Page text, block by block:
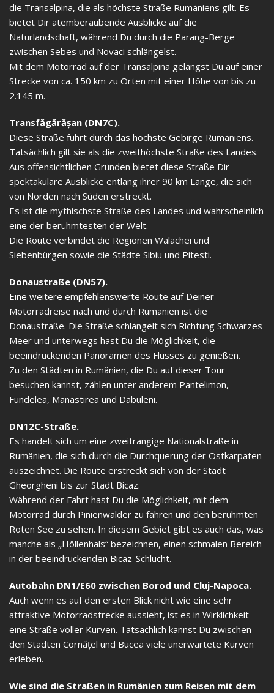
die Transalpina, die als höchste Straße Rumäniens gilt. Es
bietet Dir atemberaubende Ausblicke auf die
Naturlandschaft, während Du durch die Parang-Berge
zwischen Sebes und Novaci schlängelst.
Mit dem Motorrad auf der Transalpina gelangst Du auf einer
Strecke von ca. 150 km zu Orten mit einer Höhe von bis zu
2.145 m.
Transfăgărășan (DN7C).
Diese Straße führt durch das höchste Gebirge Rumäniens.
Tatsächlich gilt sie als die zweithöchste Straße des Landes.
Aus offensichtlichen Gründen bietet diese Straße Dir
spektakuläre Ausblicke entlang ihrer 90 km Länge, die sich
von Norden nach Süden erstreckt.
Es ist die mythischste Straße des Landes und wahrscheinlich
eine der berühmtesten der Welt.
Die Route verbindet die Regionen Walachei und
Siebenbürgen sowie die Städte Sibiu und Pitesti.
Donaustraße (DN57).
Eine weitere empfehlenswerte Route auf Deiner
Motorradreise nach und durch Rumänien ist die
Donaustraße. Die Straße schlängelt sich Richtung Schwarzes
Meer und unterwegs hast Du die Möglichkeit, die
beeindruckenden Panoramen des Flusses zu genießen.
Zu den Städten in Rumänien, die Du auf dieser Tour
besuchen kannst, zählen unter anderem Pantelimon,
Fundelea, Manastirea und Dabuleni.
DN12C-Straße.
Es handelt sich um eine zweitrangige Nationalstraße in
Rumänien, die sich durch die Durchquerung der Ostkarpaten
auszeichnet. Die Route erstreckt sich von der Stadt
Gheorgheni bis zur Stadt Bicaz.
Während der Fahrt hast Du die Möglichkeit, mit dem
Motorrad durch Pinienwälder zu fahren und den berühmten
Roten See zu sehen. In diesem Gebiet gibt es auch das, was
manche als „Höllenhals“ bezeichnen, einen schmalen Bereich
in der beeindruckenden Bicaz-Schlucht.
Autobahn DN1/E60 zwischen Borod und Cluj-Napoca.
Auch wenn es auf den ersten Blick nicht wie eine sehr
attraktive Motorradstrecke aussieht, ist es in Wirklichkeit
eine Straße voller Kurven. Tatsächlich kannst Du zwischen
den Städten Cornățel und Bucea viele unerwartete Kurven
erleben.
Wie sind die Straßen in Rumänien zum Reisen mit dem